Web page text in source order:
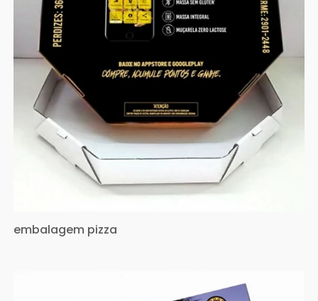
embalagem pizza